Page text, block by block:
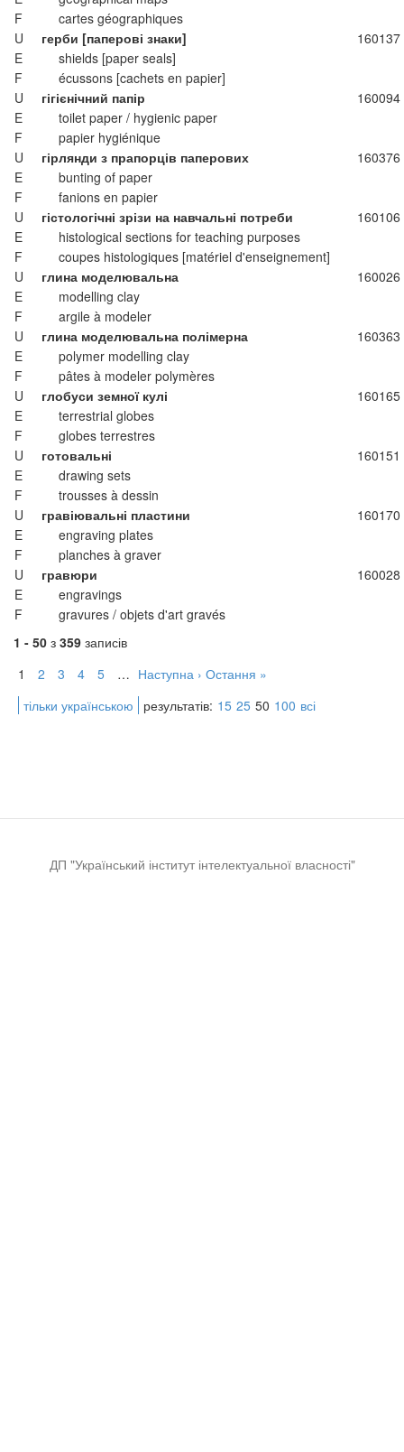
F
cartes géographiques
U
герби [паперові знаки]
160137
E
shields [paper seals]
F
écussons [cachets en papier]
U
гігієнічний папір
160094
E
toilet paper / hygienic paper
F
papier hygiénique
U
гірлянди з прапорців паперових
160376
E
bunting of paper
F
fanions en papier
U
гістологічні зрізи на навчальні потреби
160106
E
histological sections for teaching purposes
F
coupes histologiques [matériel d'enseignement]
U
глина моделювальна
160026
E
modelling clay
F
argile à modeler
U
глина моделювальна полімерна
160363
E
polymer modelling clay
F
pâtes à modeler polymères
U
глобуси земної кулі
160165
E
terrestrial globes
F
globes terrestres
U
готовальні
160151
E
drawing sets
F
trousses à dessin
U
гравіювальні пластини
160170
E
engraving plates
F
planches à graver
U
гравюри
160028
E
engravings
F
gravures / objets d'art gravés
1 - 50 з 359 записів
1
2 3 4 5 … Наступна › Остання »
тільки українською
результатів: 15 25 50 100 всі
ДП "Український інститут інтелектуальної власності"